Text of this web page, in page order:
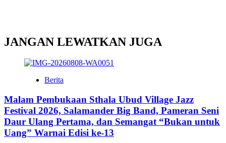
JANGAN LEWATKAN JUGA
Berita
Malam Pembukaan Sthala Ubud Village Jazz
Festival 2026, Salamander Big Band, Pameran Seni
Daur Ulang Pertama, dan Semangat “Bukan untuk
Uang” Warnai Edisi ke-13